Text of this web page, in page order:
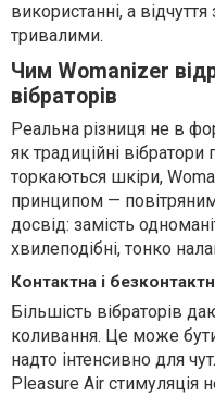
використанні, а
тривалими.
Чим Womanizer
вібраторів
Реальна різниця не в
як традиційні
торкаються шкіри,
принципом —
досвід: замість
хвилеподібні, тонко
Контактна і
Більшість вібраторів
коливання. Це може
надто інтенсивно для
Pleasure Air стимуляція